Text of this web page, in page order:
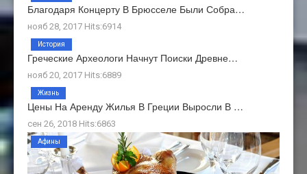
Благодаря Концерту В Брюсселе Были Собра…
нояб 28, 2017 Hits:6914
Греческие Археологи Начнут Поиски Древне…
нояб 20, 2017 Hits:6889
История
Цены На Аренду Жилья В Греции Выросли В …
сен 26, 2018 Hits:6863
Жизнь
Афины